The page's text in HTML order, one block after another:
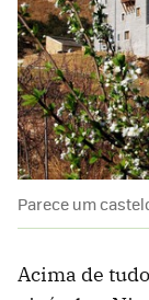
Parece um
Acima de